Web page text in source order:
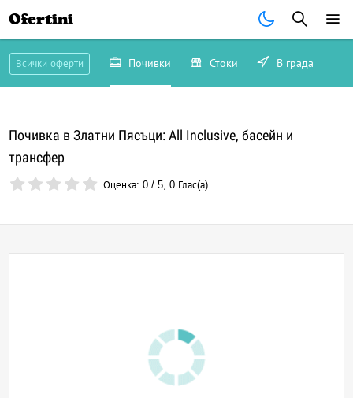
Ofertini
Всички оферти Почивки Стоки В града
Почивка в Златни Пясъци: All Inclusive, басейн и
трансфер
Оценка:0 /5,0 Глас(а)